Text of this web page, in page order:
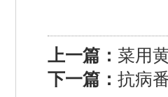
上一篇： 菜用
下一篇： 抗病